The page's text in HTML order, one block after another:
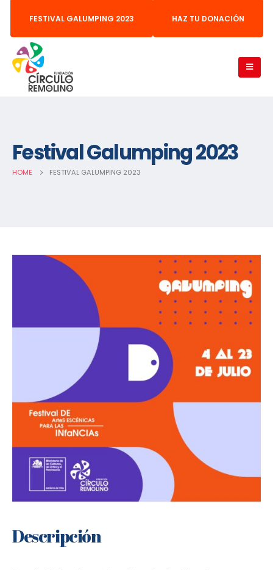
FESTIVAL GALUMPING 2023 HAZ TU DONACIÓN
Festival Galumping 2023
HOME FESTIVAL GALUMPING 2023
Descripción